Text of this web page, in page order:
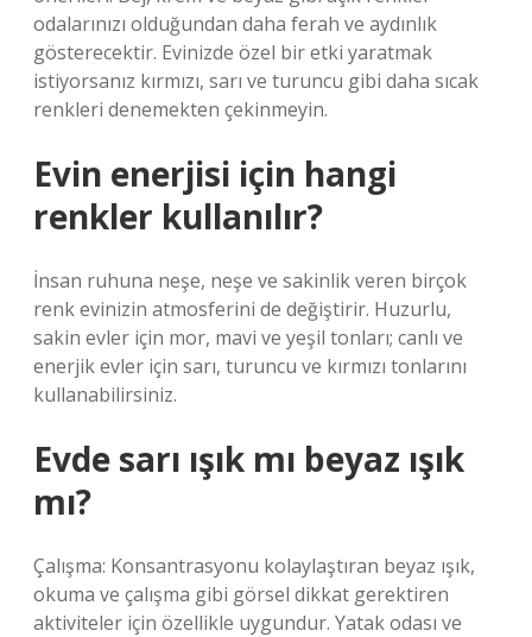
odalarınızı olduğundan daha ferah ve aydınlık
gösterecektir. Evinizde özel bir etki yaratmak
istiyorsanız kırmızı, sarı ve turuncu gibi daha sıcak
renkleri denemekten çekinmeyin.
Evin enerjisi için hangi
renkler kullanılır?
İnsan ruhuna neşe, neşe ve sakinlik veren birçok
renk evinizin atmosferini de değiştirir. Huzurlu,
sakin evler için mor, mavi ve yeşil tonları; canlı ve
enerjik evler için sarı, turuncu ve kırmızı tonlarını
kullanabilirsiniz.
Evde sarı ışık mı beyaz ışık
mı?
Çalışma: Konsantrasyonu kolaylaştıran beyaz ışık,
okuma ve çalışma gibi görsel dikkat gerektiren
aktiviteler için özellikle uygundur. Yatak odası ve